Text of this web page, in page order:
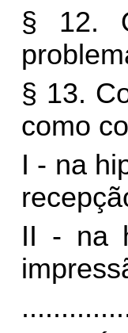
§ 12.
§ 13.
como
I - na
II - na